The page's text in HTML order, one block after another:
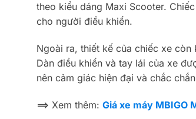
theo kiểu dáng Maxi Scooter.
cho người điều khiển.
Ngoài ra, thiết kế của chiếc xe
Dàn điều khiển và tay lái của xe
nên cảm giác hiện đại và chắc
==> Xem thêm: Giá xe máy MBIGO